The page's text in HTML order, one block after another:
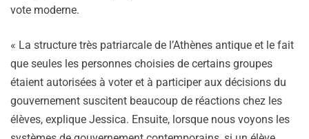
vote moderne.
« La structure très patriarcale de l’Athènes antique et le fait
que seules les personnes choisies de certains groupes
étaient autorisées à voter et à participer aux décisions du
gouvernement suscitent beaucoup de réactions chez les
élèves, explique Jessica. Ensuite, lorsque nous voyons les